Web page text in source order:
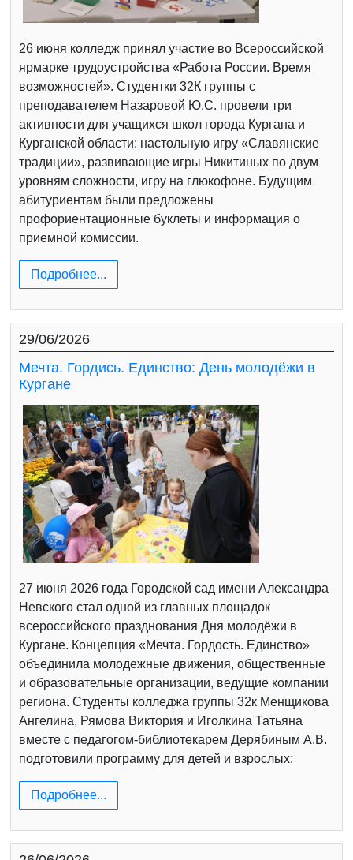
26 июня колледж принял участие во Всероссийской
ярмарке трудоустройства «Работа России. Время
возможностей». Студентки 32К группы с
преподавателем Назаровой Ю.С. провели три
активности для учащихся школ города Кургана и
Курганской области: настольную игру «Славянские
традиции», развивающие игры Никитиных по двум
уровням сложности, игру на глюкофоне. Будущим
абитуриентам были предложены
профориентационные буклеты и информация о
приемной комиссии.
Подробнее...
29/06/2026
Мечта. Гордись. Единство: День молодёжи в
Кургане
27 июня 2026 года Городской сад имени Александра
Невского стал одной из главных площадок
всероссийского празднования Дня молодёжи в
Кургане. Концепция «Мечта. Гордость. Единство»
объединила молодежные движения, общественные
и образовательные организации, ведущие компании
региона. Студенты колледжа группы 32к Менщикова
Ангелина, Рямова Виктория и Иголкина Татьяна
вместе с педагогом-библиотекарем Дерябиным А.В.
подготовили программу для детей и взрослых:
Подробнее...